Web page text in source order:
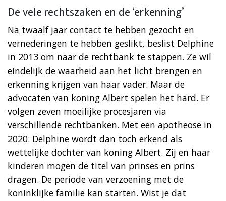
De vele rechtszaken en de ‘erkenning’
Na twaalf jaar contact te hebben gezocht en
vernederingen te hebben geslikt, beslist Delphine
in 2013 om naar de rechtbank te stappen. Ze wil
eindelijk de waarheid aan het licht brengen en
erkenning krijgen van haar vader. Maar de
advocaten van koning Albert spelen het hard. Er
volgen zeven moeilijke procesjaren via
verschillende rechtbanken. Met een apotheose in
2020: Delphine wordt dan toch erkend als
wettelijke dochter van koning Albert. Zij en haar
kinderen mogen de titel van prinses en prins
dragen. De periode van verzoening met de
koninklijke familie kan starten. Wist je dat